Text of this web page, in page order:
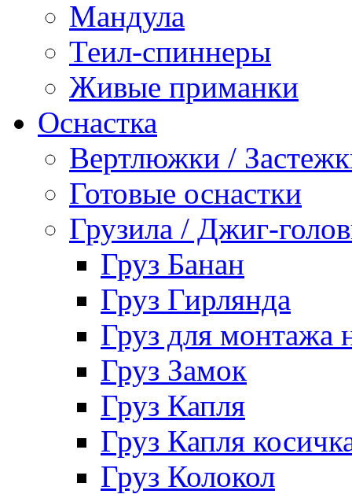
Мандула
Теил-спиннеры
Живые приманки
Оснастка
Вертлюжки /
Готовые оснастки
Грузила / Джиг-
Груз Банан
Груз Гирлянда
Груз для монтажа
Груз Замок
Груз Капля
Груз Капля
Груз Колокол